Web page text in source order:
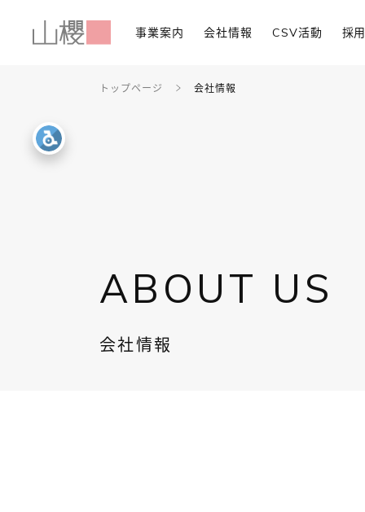
事業案内 会社情報 CSV活動 採
トップページ 会社情報
ABOUT US
会社情報